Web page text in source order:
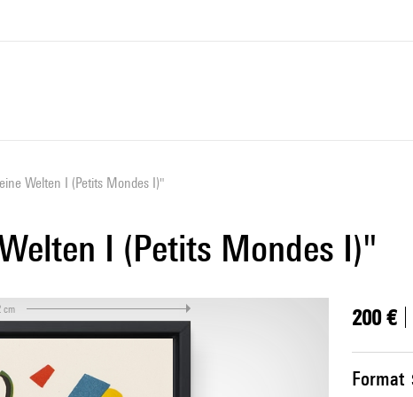
Welten I (Petits Mondes I)"
I (Petits Mondes I)"
cm
Format
200 €